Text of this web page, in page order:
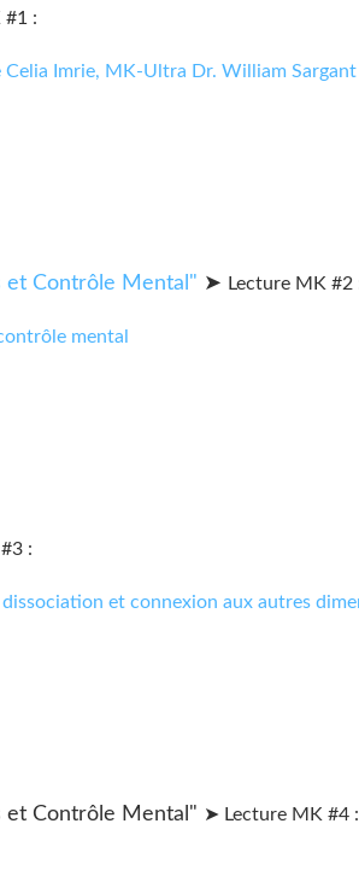
#1 :
Celia Imrie, MK-Ultra Dr. William Sargant
➤ Lecture MK #2
mental
:
dissociation et connexion aux autres
➤ Lecture MK #4 :